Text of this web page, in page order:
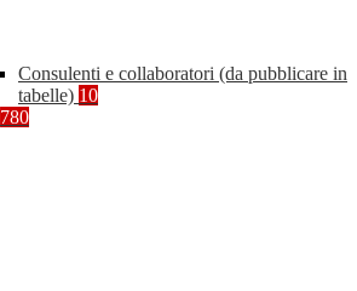
Consulenti e collaboratori (da pubblicare in
tabelle) 10
780